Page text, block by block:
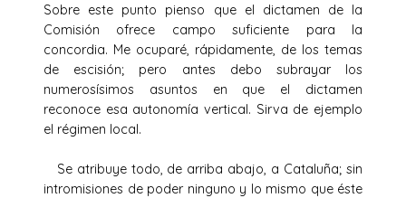
Sobre este punto pienso que el dictamen de la
Comisión ofrece campo suficiente para la
concordia. Me ocuparé, rápidamente, de los temas
de escisión; pero antes debo subrayar los
numerosísimos asuntos en que el dictamen
reconoce esa autonomía vertical. Sirva de ejemplo
el régimen local.
Se atribuye todo, de arriba abajo, a Cataluña; sin
intromisiones de poder ninguno y lo mismo que éste